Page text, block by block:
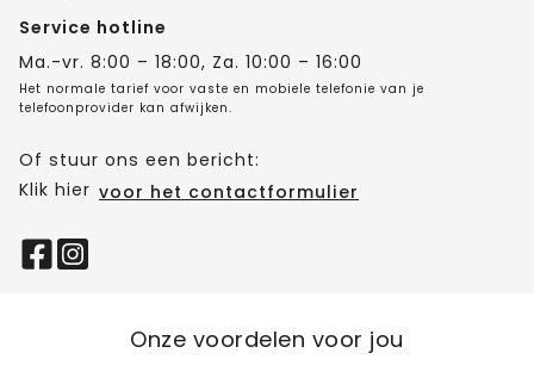
Service hotline
Ma.-vr. 8:00 – 18:00, Za. 10:00 – 16:00
Het normale tarief voor vaste en mobiele telefonie van je
telefoonprovider kan afwijken.
Of stuur ons een bericht:
Klik hier voor het contactformulier
Onze voordelen voor jou